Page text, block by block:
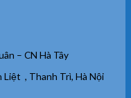
– CN Hà Tây
Liệt , Thanh Trì, Hà Nội